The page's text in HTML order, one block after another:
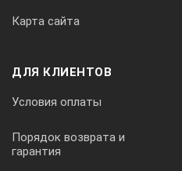
Карта сайта
ДЛЯ КЛИЕНТОВ
Условия оплаты
Порядок возврата и
гарантия